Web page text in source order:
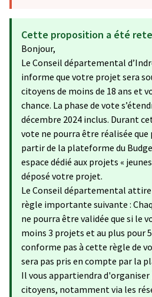
Cette proposition a été
Bonjour,
Le Conseil départemental
informe que votre projet sera
citoyens de moins de 18 ans et
chance. La phase de vote
décembre 2024 inclus. Durant
vote ne pourra être réalisée
partir de la plateforme du
espace dédié aux projets «
déposé votre projet.
Le Conseil départemental
règle importante suivante :
ne pourra être validée que si le
moins 3 projets et au plus pour
conforme pas à cette règle de
sera pas pris en compte par la
Il vous appartiendra
citoyens, notamment via les